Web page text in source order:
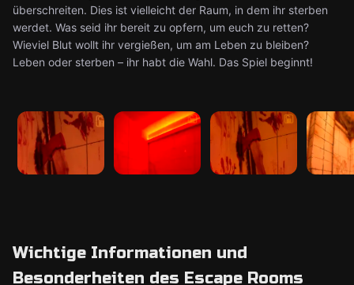
überschreiten. Dies ist vielleicht der Raum, in dem ihr sterben
werdet. Was seid ihr bereit zu opfern, um euch zu retten?
Wieviel Blut wollt ihr vergießen, um am Leben zu bleiben?
Leben oder sterben – ihr habt die Wahl. Das Spiel beginnt!
Wichtige Informationen und
Besonderheiten des Escape Rooms